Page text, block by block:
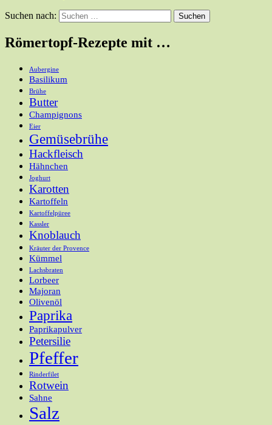
Suchen nach:
Römertopf-Rezepte mit …
Aubergine
Basilikum
Brühe
Butter
Champignons
Eier
Gemüsebrühe
Hackfleisch
Hähnchen
Joghurt
Karotten
Kartoffeln
Kartoffelpüree
Kassler
Knoblauch
Kräuter der Provence
Kümmel
Lachsbraten
Lorbeer
Majoran
Olivenöl
Paprika
Paprikapulver
Petersilie
Pfeffer
Rinderfilet
Rotwein
Sahne
Salz